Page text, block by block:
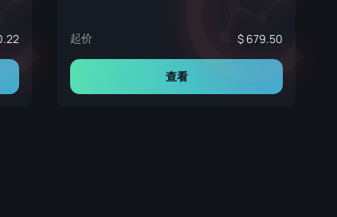
起价 679.50
查看